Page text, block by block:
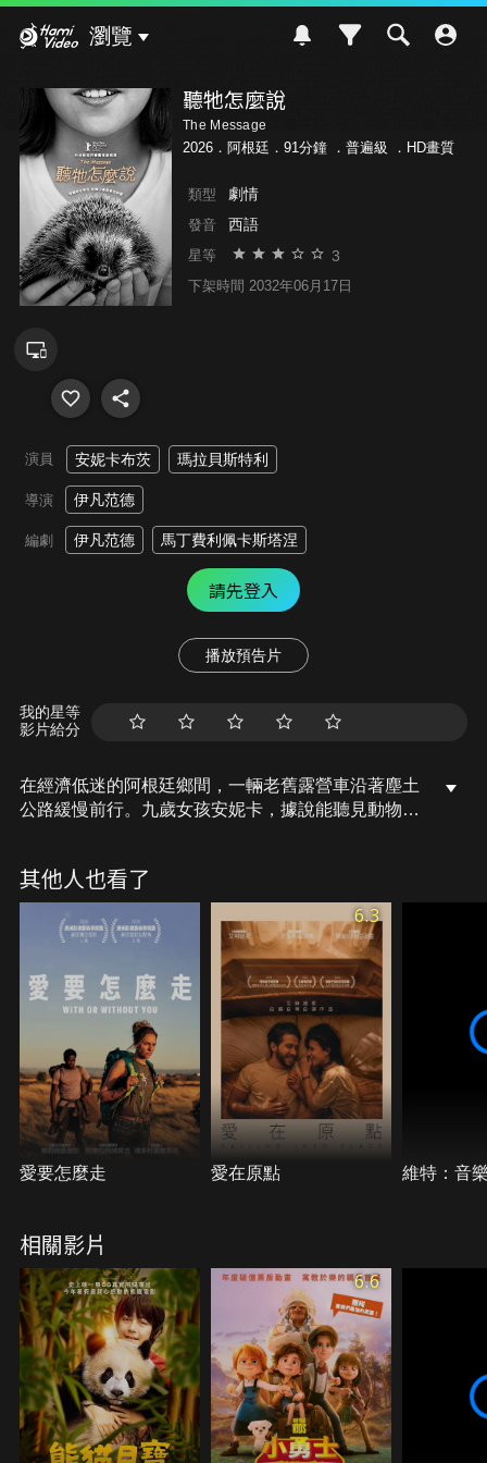
瀏覽
聽牠怎麼說
The Message
2026．阿根廷．91分鐘 ． 普遍級 ．HD畫質
類型 劇情
發音 西語
星等 3
下架時間 2032年06月17日
演員 安妮卡布茨 瑪拉貝斯特利
導演 伊凡范德
編劇 伊凡范德 馬丁費利佩卡斯塔涅
請先登入
播放預告片
我的星等
影片給分
在經濟低迷的阿根廷鄉間，一輛老舊露營車沿著塵土
公路緩慢前行。九歲女孩安妮卡，據說能聽見動物的
生死邊界、說不出口的遺憾，轉譯成一段段足以支撐
日常的話語。究竟是挾純真牟利，還是某種不可名狀
的神蹟？
其他人也看了
愛要怎麼走
6.3
愛在原點 維特：音
相關影片
6.6